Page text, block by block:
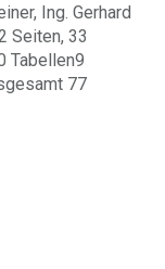
Ing. Gerhard
Seiten, 33
Tabellen9
77